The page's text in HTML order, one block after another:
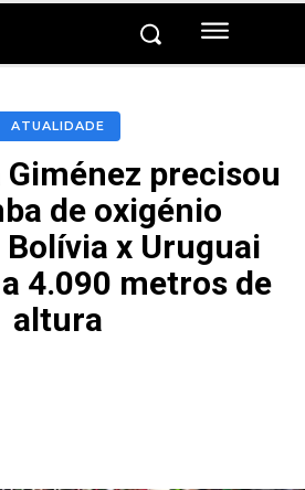
ATUALIDADE
precisou
de oxigénio
x Uruguai
4.090 metros de
altura